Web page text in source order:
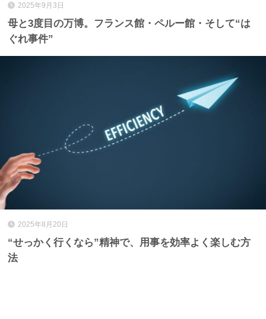
2025年9月3日
母と3度目の万博。フランス館・ペルー館・そして“は
ぐれ事件”
2025年8月20日
“せっかく行くなら”精神で、用事を効率よく楽しむ方
法